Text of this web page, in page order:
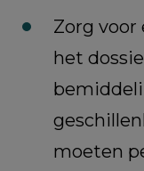
Zorg voor
het
moeten